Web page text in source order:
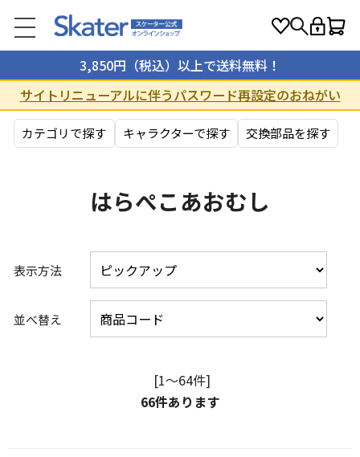
3,850円（税込）以上で送料無料！
サイトリニューアルに伴うパスワード再設定のおねがい
カテゴリで探す キャラクターで探す 交換部品を探す
はらぺこあおむし
表示方法
並べ替え
[1～64件]
66件あります